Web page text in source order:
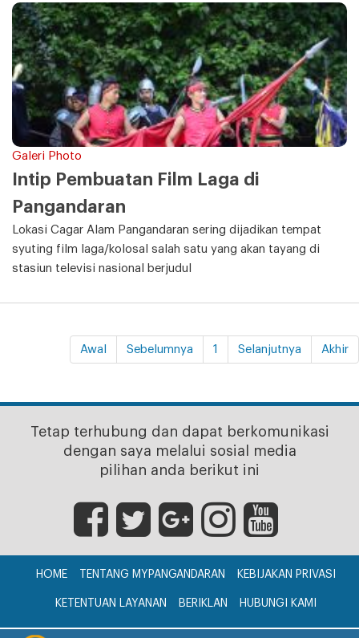
Galeri Photo
Intip Pembuatan Film Laga di
Pangandaran
Lokasi Cagar Alam Pangandaran sering dijadikan tempat
syuting film laga/kolosal salah satu yang akan tayang di
stasiun televisi nasional berjudul
Awal Sebelumnya 1 Selanjutnya Akhir
Tetap terhubung dan dapat berkomunikasi
dengan saya melalui sosial media
pilihan anda berikut ini
HOME TENTANG MYPANGANDARAN KEBIJAKAN PRIVASI
KETENTUAN LAYANAN BERIKLAN HUBUNGI KAMI